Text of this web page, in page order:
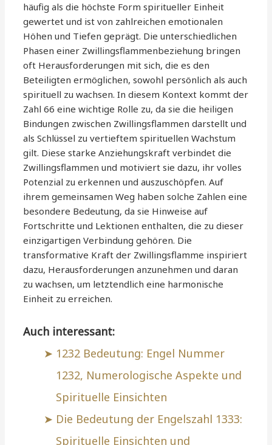
häufig als die höchste Form spiritueller Einheit
gewertet und ist von zahlreichen emotionalen
Höhen und Tiefen geprägt. Die unterschiedlichen
Phasen einer Zwillingsflammenbeziehung bringen
oft Herausforderungen mit sich, die es den
Beteiligten ermöglichen, sowohl persönlich als auch
spirituell zu wachsen. In diesem Kontext kommt der
Zahl 66 eine wichtige Rolle zu, da sie die heiligen
Bindungen zwischen Zwillingsflammen darstellt und
als Schlüssel zu vertieftem spirituellen Wachstum
gilt. Diese starke Anziehungskraft verbindet die
Zwillingsflammen und motiviert sie dazu, ihr volles
Potenzial zu erkennen und auszuschöpfen. Auf
ihrem gemeinsamen Weg haben solche Zahlen eine
besondere Bedeutung, da sie Hinweise auf
Fortschritte und Lektionen enthalten, die zu dieser
einzigartigen Verbindung gehören. Die
transformative Kraft der Zwillingsflamme inspiriert
dazu, Herausforderungen anzunehmen und daran
zu wachsen, um letztendlich eine harmonische
Einheit zu erreichen.
Auch interessant:
1232 Bedeutung: Engel Nummer
1232, Numerologische Aspekte und
Spirituelle Einsichten
Die Bedeutung der Engelszahl 1333:
Spirituelle Einsichten und